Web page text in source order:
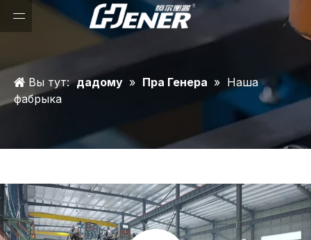
Вы тут: дадому » Пра Генера » Наша
фабрыка